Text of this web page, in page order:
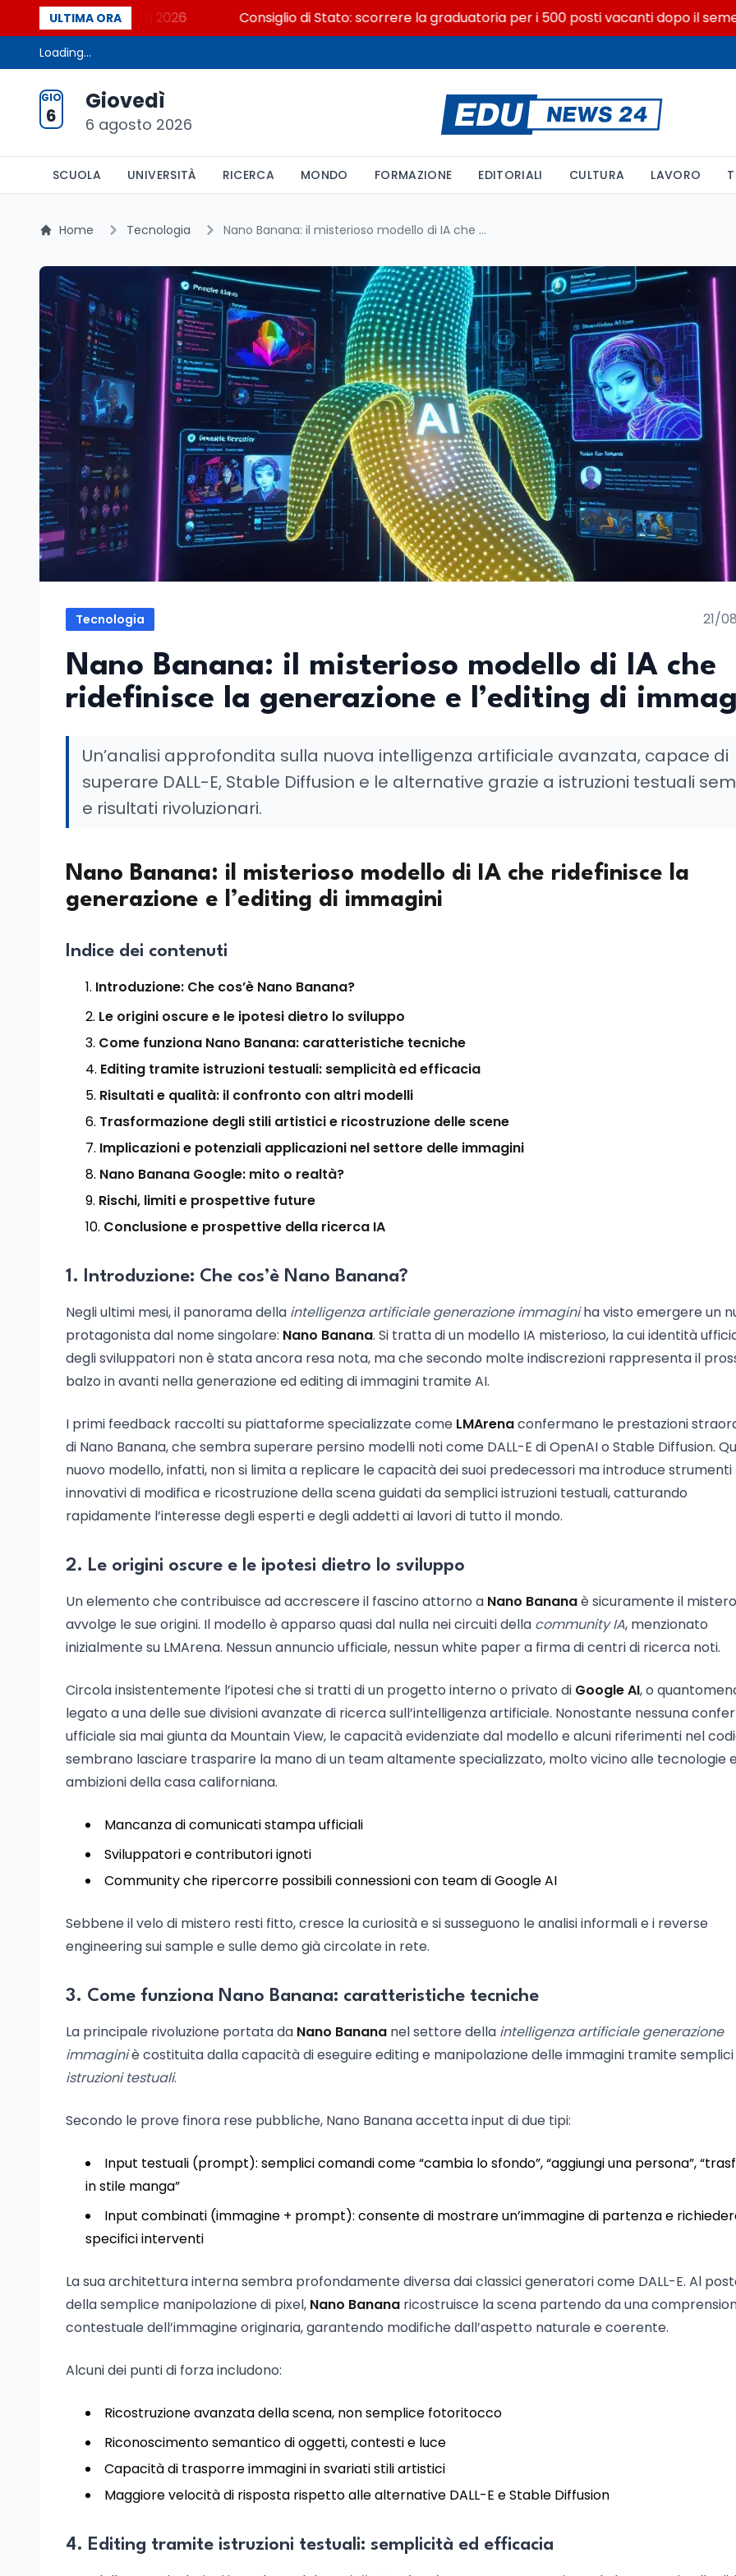
ULTIMA ORA
dicono i dati 2026 Consiglio di Stato: scorrere la graduatoria per i 500 posti vacanti dopo il semestre
Loading...
GIO
6
Giovedì
6 agosto 2026
SCUOLA UNIVERSITÀ RICERCA MONDO FORMAZIONE EDITORIALI CULTURA LAVORO
Home Tecnologia Nano Banana: il misterioso modello di IA che ridefinisce la generazione e l’editing di immagini
Tecnologia 21/
Nano Banana: il misterioso modello di IA che
ridefinisce la generazione e l’editing di
Un’analisi approfondita sulla nuova intelligenza artificiale avanzata, capace di
superare DALL-E, Stable Diffusion e le alternative grazie a istruzioni testuali
e risultati rivoluzionari.
Nano Banana: il misterioso modello di IA che ridefinisce la
generazione e l’editing di immagini
Indice dei contenuti
Introduzione: Che cos’è Nano Banana?
Le origini oscure e le ipotesi dietro lo sviluppo
Come funziona Nano Banana: caratteristiche tecniche
Editing tramite istruzioni testuali: semplicità ed efficacia
Risultati e qualità: il confronto con altri modelli
Trasformazione degli stili artistici e ricostruzione delle scene
Implicazioni e potenziali applicazioni nel settore delle immagini
Nano Banana Google: mito o realtà?
Rischi, limiti e prospettive future
Conclusione e prospettive della ricerca IA
1. Introduzione: Che cos’è Nano Banana?
Negli ultimi mesi, il panorama della intelligenza artificiale generazione immaginiha visto emergere un
protagonista dal nome singolare: Nano Banana. Si tratta di un modello IA misterioso, la cui identità
degli sviluppatori non è stata ancora resa nota, ma che secondo molte indiscrezioni rappresenta il
balzo in avanti nella generazione ed editing di immagini tramite AI.
I primi feedback raccolti su piattaforme specializzate come LMArenaconfermano le prestazioni
di Nano Banana, che sembra superare persino modelli noti come DALL-E di OpenAI o Stable Diffusion.
nuovo modello, infatti, non si limita a replicare le capacità dei suoi predecessori ma introduce strumenti
innovativi di modifica e ricostruzione della scena guidati da semplici istruzioni testuali, catturando
rapidamente l’interesse degli esperti e degli addetti ai lavori di tutto il mondo.
2. Le origini oscure e le ipotesi dietro lo sviluppo
Un elemento che contribuisce ad accrescere il fascino attorno a Nano Bananaè sicuramente il
avvolge le sue origini. Il modello è apparso quasi dal nulla nei circuiti della community IA, menzionato
inizialmente su LMArena. Nessun annuncio ufficiale, nessun white paper a firma di centri di ricerca noti.
Circola insistentemente l’ipotesi che si tratti di un progetto interno o privato di Google AI, o
legato a una delle sue divisioni avanzate di ricerca sull’intelligenza artificiale. Nonostante nessuna
ufficiale sia mai giunta da Mountain View, le capacità evidenziate dal modello e alcuni riferimenti nel
sembrano lasciare trasparire la mano di un team altamente specializzato, molto vicino alle tecnologie
ambizioni della casa californiana.
Mancanza di comunicati stampa ufficiali
Sviluppatori e contributori ignoti
Community che ripercorre possibili connessioni con team di Google AI
Sebbene il velo di mistero resti fitto, cresce la curiosità e si susseguono le analisi informali e i reverse
engineering sui sample e sulle demo già circolate in rete.
3. Come funziona Nano Banana: caratteristiche tecniche
La principale rivoluzione portata da Nano Banana nel settore della intelligenza artificiale generazione
immaginiè costituita dalla capacità di eseguire editing e manipolazione delle immagini tramite semplici
istruzioni testuali.
Secondo le prove finora rese pubbliche, Nano Banana accetta input di due tipi:
Input testuali (prompt): semplici comandi come “cambia lo sfondo”, “aggiungi una persona”,
in stile manga”
Input combinati (immagine + prompt): consente di mostrare un’immagine di partenza e
specifici interventi
La sua architettura interna sembra profondamente diversa dai classici generatori come DALL-E. Al
della semplice manipolazione di pixel, Nano Banana ricostruisce la scena partendo da una
contestuale dell’immagine originaria, garantendo modifiche dall’aspetto naturale e coerente.
Alcuni dei punti di forza includono:
Ricostruzione avanzata della scena, non semplice fotoritocco
Riconoscimento semantico di oggetti, contesti e luce
Capacità di trasporre immagini in svariati stili artistici
Maggiore velocità di risposta rispetto alle alternative DALL-E e Stable Diffusion
4. Editing tramite istruzioni testuali: semplicità ed efficacia